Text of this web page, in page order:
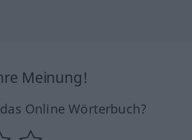
Meinung!
Online Wörterbuch?